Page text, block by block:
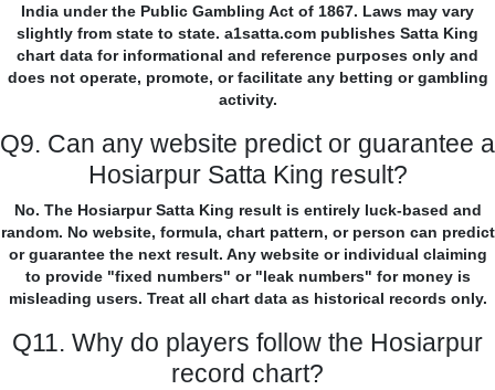
India under the Public Gambling Act of 1867. Laws may vary
slightly from state to state. a1satta.com publishes Satta King
chart data for informational and reference purposes only and
does not operate, promote, or facilitate any betting or gambling
activity.
Q9. Can any website predict or guarantee a
Hosiarpur Satta King result?
No. The Hosiarpur Satta King result is entirely luck-based and
random. No website, formula, chart pattern, or person can predict
or guarantee the next result. Any website or individual claiming
to provide "fixed numbers" or "leak numbers" for money is
misleading users. Treat all chart data as historical records only.
Q11. Why do players follow the Hosiarpur
record chart?